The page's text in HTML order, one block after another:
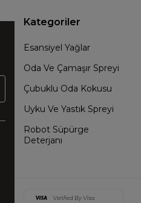
Kategoriler
Esansiyel Yağlar
Oda Ve Çamaşır Spreyi
Çubuklu Oda Kokusu
Uyku Ve Yastık Spreyi
Robot Süpürge
Deterjanı